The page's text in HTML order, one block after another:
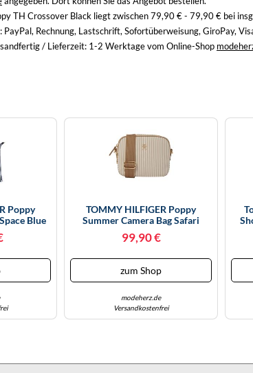
TH Crossover Black liegt zwischen 79,90 € - 79,90 € bei
PayPal, Rechnung, Lastschrift, Sofortüberweisung, GiroPay,
/ Lieferzeit: 1-2 Werktage vom Online-Shop
Poppy
Blue
TOMMY HILFIGER Poppy
Summer Camera Bag Safari
Canvas Stripe
99,90 €
zum Shop
modeherz.de
Versandkostenfrei